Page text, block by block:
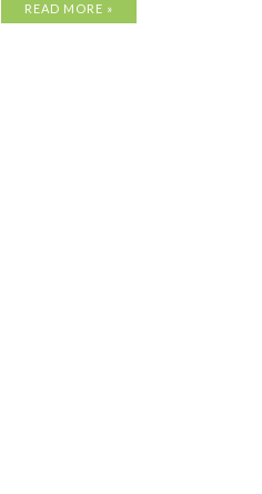
READ MORE »